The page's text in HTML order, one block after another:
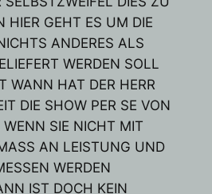
HIER GEHT ES UM DIE
ANDERES ALS
WERDEN SOLL
WANN HAT DER HERR
DIE SHOW PER SE VON
SIE NICHT MIT
AN LEISTUNG UND
WERDEN
IST DOCH KEIN